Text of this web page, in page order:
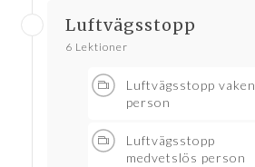
Luftvägsstopp
6 Lektioner
Luftvägsstopp vaken
person
Luftvägsstopp
medvetslös person